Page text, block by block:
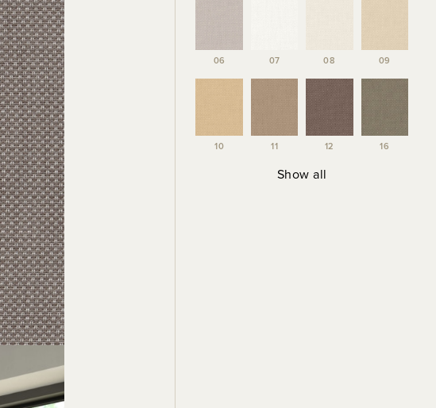
06 07 08 09
10 11 12 16
Show all